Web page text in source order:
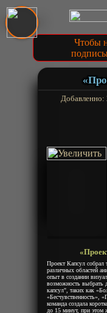
Чтобы
Добавленно:
Проект Капсул собрал
различных областей
опыт в создании
возможность выбрать
капсул", таких как
«Бесчувственность»,
команда создала
до 15 минут, при